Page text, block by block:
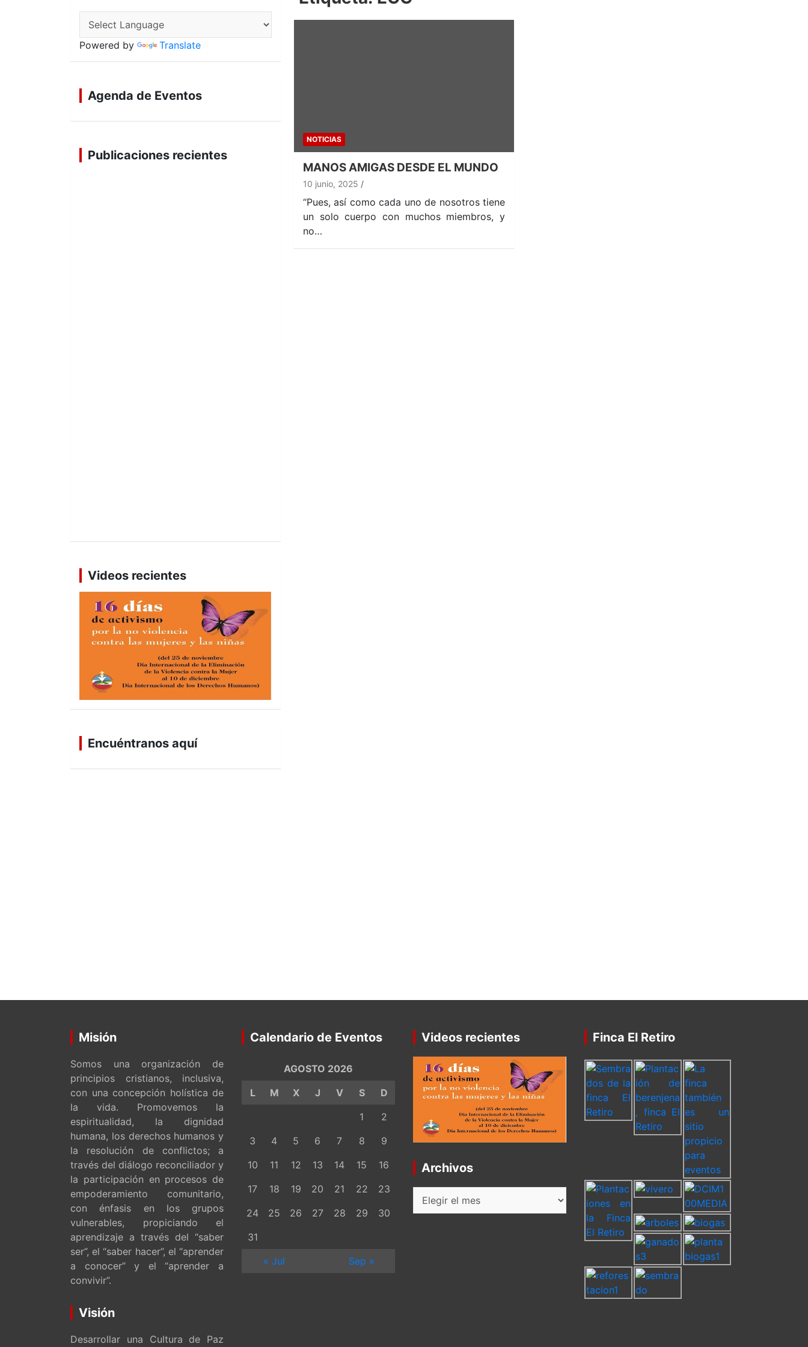
NOTICIAS
MANOS AMIGAS DESDE EL MUNDO
10 junio, 2025
“Pues, así como cada uno de nosotros tiene
un solo cuerpo con muchos miembros, y
no…
Powered by Translate
Agenda de Eventos
Publicaciones recientes
Videos recientes
Encuéntranos aquí
Misión
Somos una organización de
principios cristianos, inclusiva,
con una concepción holística de
la vida. Promovemos la
espiritualidad, la dignidad
humana, los derechos humanos y
la resolución de conflictos; a
través del diálogo reconciliador y
la participación en procesos de
empoderamiento comunitario,
con énfasis en los grupos
vulnerables, propiciando el
aprendizaje a través del “saber
ser”, el “saber hacer”, el “aprender
a conocer” y el “aprender a
convivir”.
Visión
Desarrollar una Cultura de Paz
Calendario de Eventos
AGOSTO 2026
L
M X J V S
D
1
2
3
4 5 6 7 8
9
10
11 12 13 14 15
16
17
18 19 20 21 22
23
24
25 26 27 28 29
30
31
« Jul
Sep »
Videos recientes
Archivos
Archivos
Finca El Retiro